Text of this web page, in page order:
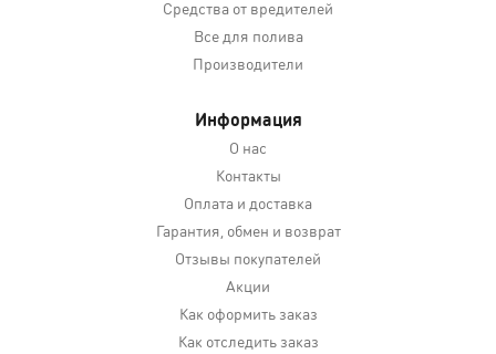
Средства от вредителей
Все для полива
Производители
Информация
О нас
Контакты
Оплата и доставка
Гарантия, обмен и возврат
Отзывы покупателей
Акции
Как оформить заказ
Как отследить заказ